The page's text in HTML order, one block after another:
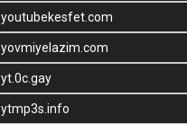
youtubekesfet.com
yovmiyelazim.com
yt.0c.gay
ytmp3s.info